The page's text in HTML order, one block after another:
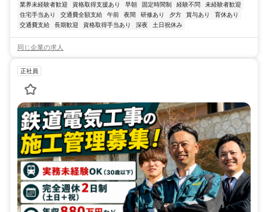
業界未経験者歓迎 資格取得支援あり 早朝 固定時間制 経験不問
未経験者歓迎
住宅手当あり
交通費全額支給 午前 夜間 研修あり 夕方 賞与あり
育休あり
交通費支給
長期歓迎 資格取得手当あり 深夜 土日祝休み
同じ企業の求人
正社員